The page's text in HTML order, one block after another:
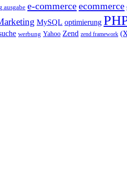
ausgabe e-commerceecommerce
MySQL optimierung
werbung Yahoo Zend zend framework